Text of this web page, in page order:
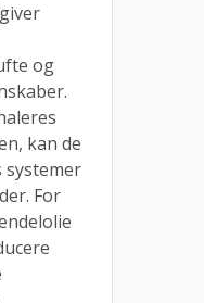
og
kan de
systemer
For